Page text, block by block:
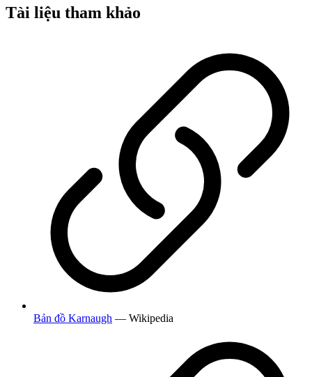
Tài liệu tham khảo
Bản đồ Karnaugh — Wikipedia